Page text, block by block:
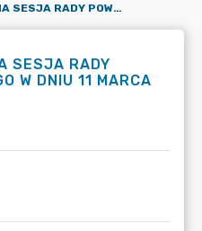
XLVIII NADZWYCZAJNA SESJA RADY POWIATU BYDGOSKIEGO W DNIU 11 MARCA 2024 R.
SESJA RADY
W DNIU 11 MARCA